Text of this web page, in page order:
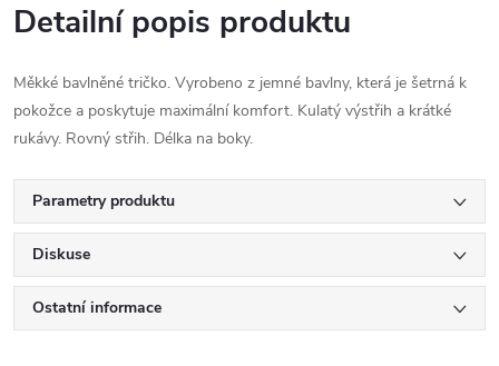
Detailní popis produktu
Měkké bavlněné tričko. Vyrobeno z jemné bavlny, která je šetrná k
pokožce a poskytuje maximální komfort. Kulatý výstřih a krátké
rukávy. Rovný střih. Délka na boky.
Parametry produktu
Diskuse
Ostatní informace